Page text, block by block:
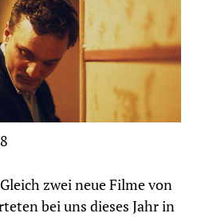
zwei neue Filme von
bei uns dieses Jahr in